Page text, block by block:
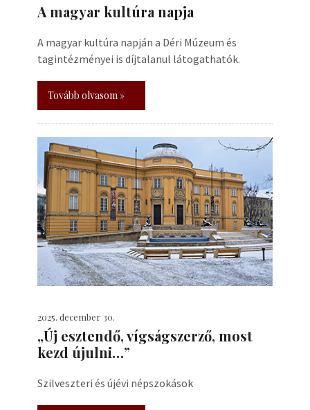
A magyar kultúra napja
A magyar kultúra napján a Déri Múzeum és
tagintézményei is díjtalanul látogathatók.
Tovább olvasom »
2025. december 30.
„Új esztendő, vígságszerző, most
kezd újulni…”
Szilveszteri és újévi népszokások